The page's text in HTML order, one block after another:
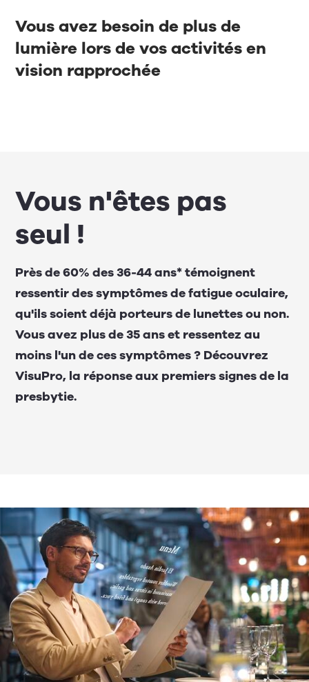
Vous avez besoin de plus de
lumière lors de vos activités en
vision rapprochée
Vous n'êtes pas
seul !
Près de 60% des 36-44 ans* témoignent
ressentir des symptômes de fatigue oculaire,
qu'ils soient déjà porteurs de lunettes ou non.
Vous avez plus de 35 ans et ressentez au
moins l'un de ces symptômes ? Découvrez
VisuPro, la réponse aux premiers signes de la
presbytie.